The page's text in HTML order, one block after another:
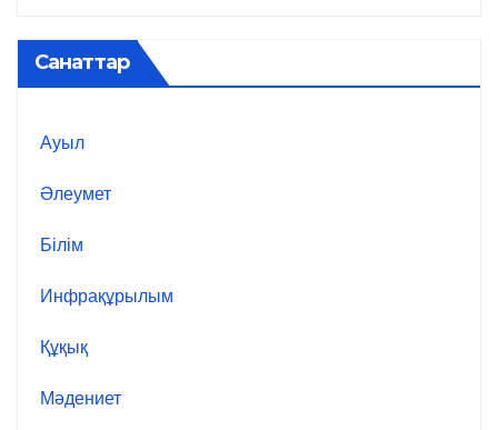
Санаттар
Ауыл
Әлеумет
Білім
Инфрақұрылым
Құқық
Мәдениет